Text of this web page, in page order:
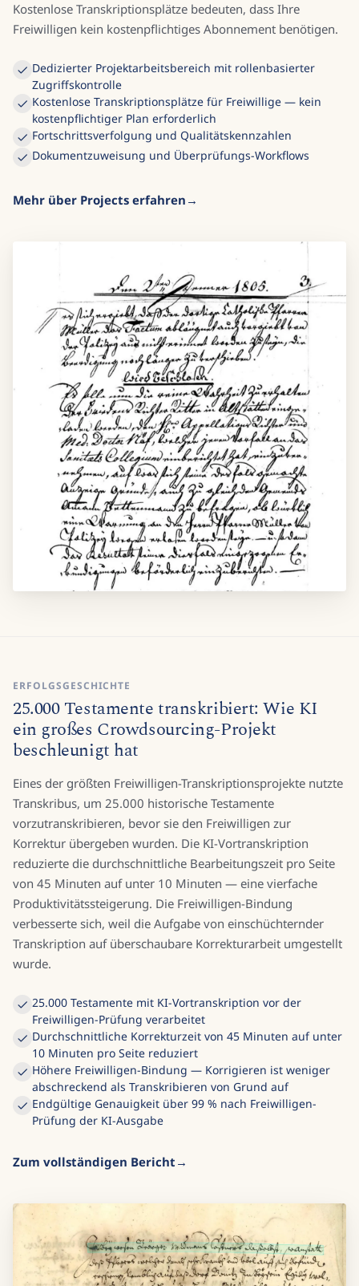
Kostenlose Transkriptionsplätze bedeuten, dass Ihre
Freiwilligen kein kostenpflichtiges Abonnement benötigen.
Dedizierter Projektarbeitsbereich mit rollenbasierter
Zugriffskontrolle
Kostenlose Transkriptionsplätze für Freiwillige — kein
kostenpflichtiger Plan erforderlich
Fortschrittsverfolgung und Qualitätskennzahlen
Dokumentzuweisung und Überprüfungs-Workflows
Mehr über Projects erfahren
ERFOLGSGESCHICHTE
25.000 Testamente transkribiert: Wie KI
ein großes Crowdsourcing-Projekt
beschleunigt hat
Eines der größten Freiwilligen-Transkriptionsprojekte nutzte
Transkribus, um 25.000 historische Testamente
vorzutranskribieren, bevor sie den Freiwilligen zur
Korrektur übergeben wurden. Die KI-Vortranskription
reduzierte die durchschnittliche Bearbeitungszeit pro Seite
von 45 Minuten auf unter 10 Minuten — eine vierfache
Produktivitätssteigerung. Die Freiwilligen-Bindung
verbesserte sich, weil die Aufgabe von einschüchternder
Transkription auf überschaubare Korrekturarbeit umgestellt
wurde.
25.000 Testamente mit KI-Vortranskription vor der
Freiwilligen-Prüfung verarbeitet
Durchschnittliche Korrekturzeit von 45 Minuten auf unter
10 Minuten pro Seite reduziert
Höhere Freiwilligen-Bindung — Korrigieren ist weniger
abschreckend als Transkribieren von Grund auf
Endgültige Genauigkeit über 99 % nach Freiwilligen-
Prüfung der KI-Ausgabe
Zum vollständigen Bericht